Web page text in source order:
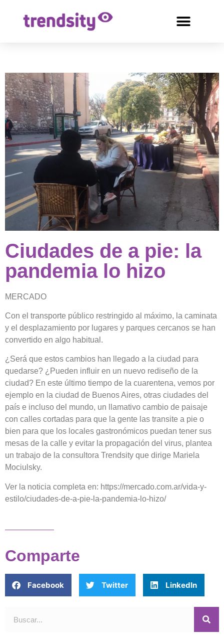
Ciudades de a pie: la
pandemia lo hizo
MERCADO
Con el transporte público restringido al máximo, la caminata
y el desplazamiento por lugares y parques cercanos se han
convertido en algo habitual.
¿Será que estos cambios han llegado a la ciudad para
quedarse? ¿Pueden influir en un nuevo rediseño de la
ciudad? En este último tiempo de la cuarentena, vemos por
ejemplo en la ciudad de Buenos Aires, otras ciudades del
país e incluso del mundo, un llamativo cambio de paisaje
con calles cortadas para que la gente las transite a pie o
bien para que los locales gastronómicos puedan tener sus
mesas de la calle y evitar la propagación del virus, plantea
un trabajo de la consultora Trendsity que dirige Mariela
Mociulsky.
Ver la noticia completa en: https://mercado.com.ar/vida-y-
estilo/ciudades-de-a-pie-la-pandemia-lo-hizo/
Comparte
Facebook Twitter LinkedIn